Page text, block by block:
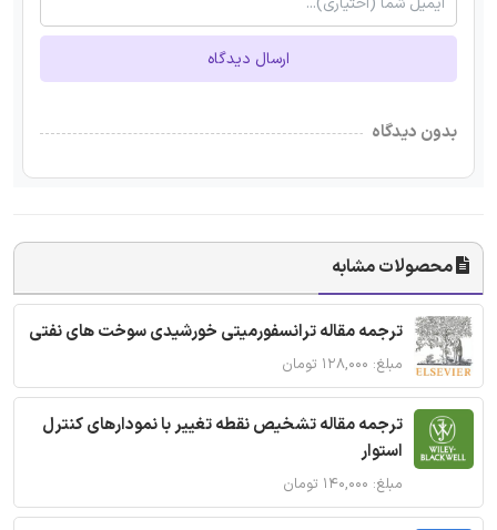
ارسال دیدگاه
بدون دیدگاه
محصولات مشابه
ترجمه مقاله ترانسفورمیتی خورشیدی سوخت های نفتی
مبلغ: ۱۲۸,۰۰۰ تومان
ترجمه مقاله تشخیص نقطه تغییر با نمودارهای کنترل
استوار
مبلغ: ۱۴۰,۰۰۰ تومان